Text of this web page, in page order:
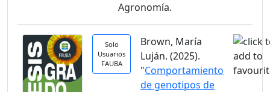
Agronomía.
Solo
Usuarios
FAUBA
Brown, María
Luján. (2025).
"Comportamiento
de genotipos de